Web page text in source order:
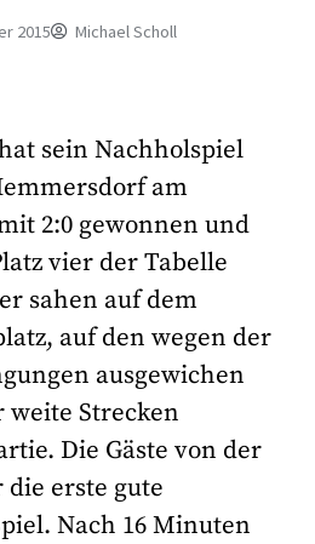
2015 Michael Scholl
sein Nachholspiel
am
2:0 gewonnen und
vier der Tabelle
sahen auf dem
auf den wegen der
ausgewichen
weite Strecken
Die Gäste von der
erste gute
Nach 16 Minuten